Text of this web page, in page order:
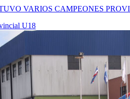
VARIOS CAMPEONES
U18